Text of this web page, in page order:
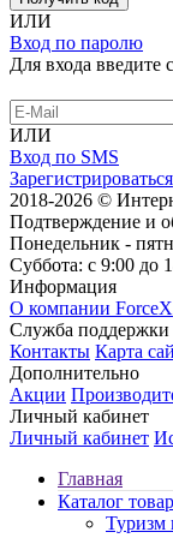
ИЛИ
Вход по паролю
Для входа введите
ИЛИ
Вход по SMS
Зарегистрироваться
2018-2026 ©
Подтверждение и
Понедельник -
Суббота: с 9:00 до
Информация
О компании ForceX
Служба поддержки
Контакты Карта
Дополнительно
Акции
Личный кабинет
Личный кабинет
Главная
Каталог
Туризм